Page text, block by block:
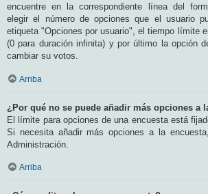
encuentre en la correspondiente línea del
elegir el número de opciones que el usuario
etiqueta "Opciones por usuario", el tiempo límite
(0 para duración infinita) y por último la opción
cambiar su votos.
Arriba
¿Por qué no se puede añadir más opciones a
El límite para opciones de una encuesta está
Si necesita añadir más opciones a la
Administración.
Arriba